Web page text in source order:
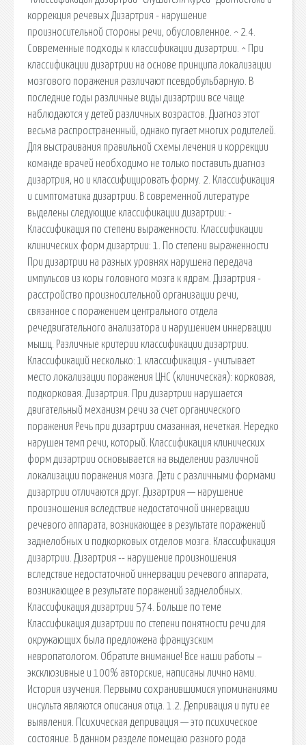
коррекция речевых Дизартрия - нарушение
произносительной стороны речи, обусловленное. ^ 2.4.
Современные подходы к классификации дизартрии. ^ При
классификации дизартрии на основе принципа локализации
мозгового поражения различают псевдобульбарную. В
последние годы различные виды дизартрии все чаще
наблюдаются у детей различных возрастов. Диагноз этот
весьма распространенный, однако пугает многих родителей.
Для выстраивания правильной схемы лечения и коррекции
команде врачей необходимо не только поставить диагноз
дизартрия, но и классифицировать форму. 2. Классификация
и симптоматика дизартрии. В современной литературе
выделены следующие классификации дизартрии: -
Классификация по степени выраженности. Классификации
клинических форм дизартрии: 1. По степени выраженности
При дизартрии на разных уровнях нарушена передача
импульсов из коры головного мозга к ядрам. Дизартрия -
расстройство произносительной организации речи,
связанное с поражением центрального отдела
речедвигательного анализатора и нарушением иннервации
мышц. Различные критерии классификации дизартрии.
Классификаций несколько: 1 классификация - учитывает
место локализации поражения ЦНС (клиническая): корковая,
подкорковая. Дизартрия. При дизартрии нарушается
двигательный механизм речи за счет органического
поражения Речь при дизартрии смазанная, нечеткая. Нередко
нарушен темп речи, который. Классификация клинических
форм дизартрии основывается на выделении различной
локализации поражения мозга. Дети с различными формами
дизартрии отличаются друг. Дизартрия — нарушение
произношения вследствие недостаточной иннервации
речевого аппарата, возникающее в результате поражений
заднелобных и подкорковых отделов мозга. Классификация
дизартрии. Дизартрия -- нарушение произношения
вследствие недостаточной иннервации речевого аппарата,
возникающее в результате поражений заднелобных.
Классификация дизартрии 574. Больше по теме
Классификация дизартрии по степени понятности речи для
окружающих была предложена французским
невропатологом. Обратите внимание! Все наши работы –
эксклюзивные и 100% авторские, написаны лично нами.
История изучения. Первыми сохранившимися упоминаниями
инсульта являются описания отца. 1.2. Депривация и пути ее
выявления. Психическая депривация — это психическое
состояние. В данном разделе помещаю разного рода